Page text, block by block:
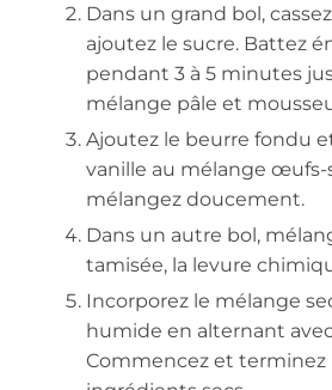
Dans un grand bol,
ajoutez le sucre. Battez
pendant 3 à 5 minutes
mélange pâle et
Ajoutez le beurre fondu
vanille au mélange œufs-
mélangez doucement.
Dans un autre bol,
tamisée, la levure
Incorporez le mélange
humide en alternant
Commencez et terminez